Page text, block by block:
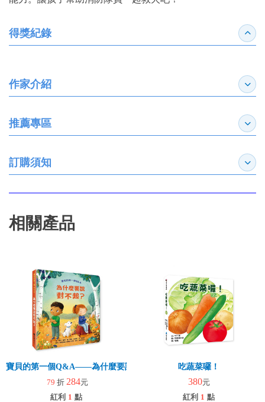
得獎紀錄 收合
作家介紹 展開
推薦專區 展開
訂購須知 展開
相關產品
寶貝的第一個Q&A――為什麼要說對不起？
79 折 284元
紅利 1 點
吃蔬菜囉！
380元
紅利 1 點